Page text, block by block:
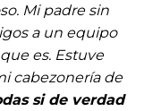
Mi padre sin
a un equipo
es. Estuve
cabezonería de
si de verdad